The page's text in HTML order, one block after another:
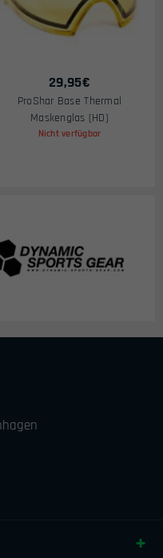
29,95€
ProShar Base Thermal
Maskenglas (HD)
Nicht verfügbar